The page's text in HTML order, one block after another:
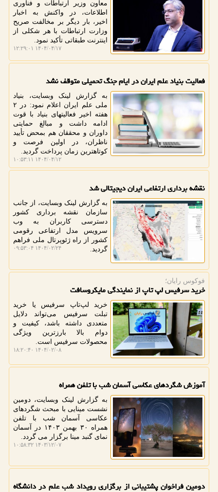
معاون وزیر ارتباطات و فناوری
اطلاعات، در واکنش به اخبار
اخیر، بار دیگر بر مخالفت صریح
وزارت ارتباطات با هر شکلی از
اینترنت طبقاتی تأکید نمود.
۱۴۰۴/۰۴/۱۷ ۱۲:۲۹:۰۱
فعالیت بنیاد علم ایران در ایام جنگ تحمیلی متوقف نشد
به گزارش لینک وبسایت، بنیاد
ملی علم ایران اعلام نمود: در ۲
هفته اخیر فعالیتهای بنیاد با قوت
ادامه داشت و مبالغ حمایتی
داوران و محققان هم بمحض تأیید
ناظران، در اولین فرصت و
کوتاهترین زمان پرداخت گردید.
۱۴۰۴/۰۴/۱۲ ۱۰:۵۳:۱۱
نقشه برداری ارتفاعی ایران دیجیتالی شد
به گزارش لینک وبسایت، از جانب
سازمان نقشه برداری کشور
دسترسی کاربران به وب
سرویس مدل ارتفاعی رقومی
کشور از راه ژئوپرتال ملی فراهم
گردید.
۱۴۰۴/۰۲/۲۴ ۰۹:۵۳:۰۴
فوکوس رایان؛
خرید سرفیس لپ تاپ از نمایندگی مایکروسافت
خرید لپ‌تاپ سرفیس یا خرید
تبلت سرفیس می‌تواند دلایل
متعددی داشته باشد، کیفیت و
دوام بالا بارزترین ویژگی
محصولات سرفیس است.
۱۴۰۴/۰۲/۰۸ ۱۸:۲۰:۴۰
آموزش شگردهای عکاسی آسمان شب با تلفن همراه
به گزارش لینک وبسایت، دومین
نشست مینایی با مبحث شگردهای
عکاسی آسمان شب با تلفن
همراه ۳۰ بهمن ۱۴۰۳ در آسمان
نمای گنبد مینا برگزار می گردد.
۱۴۰۳/۱۲/۰۷ ۱۰:۵۸:۳۲
دومین فراخوان پشتیبانی از برگزاری رویداد شب علم در دانشگاه